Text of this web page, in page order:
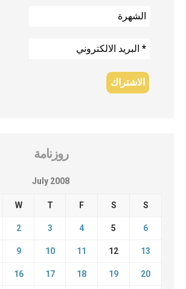
روزنامة
July 2008
W T F S S
2 3 4 5 6
9 10 11 12 13
16 17 18 19 20